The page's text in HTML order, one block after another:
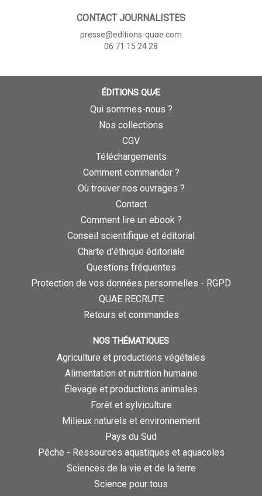
CONTACT JOURNALISTES
presse@editions-quae.com
06 71 15 24 28
ÉDITIONS QUÆ
Qui sommes-nous ?
Nos collections
CGV
Téléchargements
Comment commander ?
Où trouver nos ouvrages ?
Contact
Comment lire un ebook ?
Conseil scientifique et éditorial
Charte d’éthique éditoriale
Questions fréquentes
Protection de vos données personnelles - RGPD
QUAE RECRUTE
Retours et commandes
NOS THÉMATIQUES
Agriculture et productions végétales
Alimentation et nutrition humaine
Élevage et productions animales
Forêt et sylviculture
Milieux naturels et environnement
Pays du Sud
Pêche - Ressources aquatiques et aquacoles
Sciences de la vie et de la terre
Science pour tous